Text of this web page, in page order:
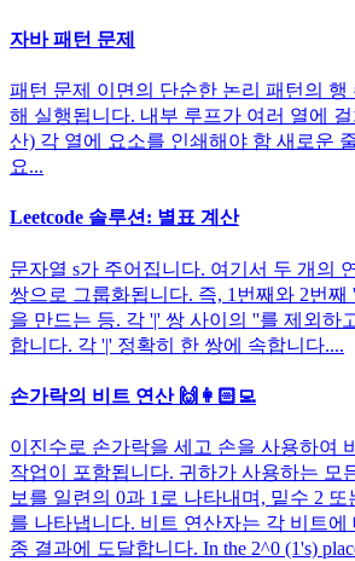
자바 패턴 문제
패턴 문제 이면의 단순한 논리 패턴의 행
해 실행됩니다. 내부 루프가 여러 열에
산) 각 열에 요소를 인쇄해야 함 새로운
요...
Leetcode 솔루션: 별표 계산
문자열 s가 주어집니다. 여기서 두 개의
쌍으로 그룹화됩니다. 즉, 1번째와 2번째
을 만드는 등. 각 '|' 쌍 사이의 ''를 제외하
합니다. 각 '|' 정확히 한 쌍에 속합니다....
손가락의 비트 연산 🙌👩🏻‍💻
이진수로 손가락을 세고 손을 사용하여
작업이 포함됩니다. 귀하가 사용하는 모
보를 일련의 0과 1로 나타내며, 밑수 2
를 나타냅니다. 비트 연산자는 각 비트에
종 결과에 도달합니다. In the 2^0 (1's)